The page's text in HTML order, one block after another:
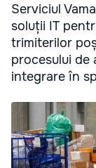
Serviciul
soluții IT
trimiterilor
procesului de
integrare în